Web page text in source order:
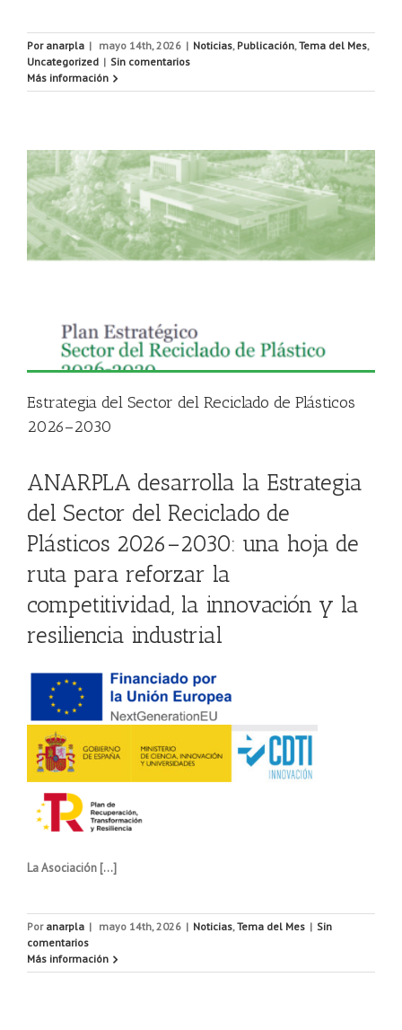
Por anarpla | mayo 14th, 2026 | Noticias, Publicación,Tema del Mes,
Uncategorized | Sin comentarios
Más información
Estrategia del Sector del Reciclado de Plásticos
2026–2030
ANARPLA desarrolla la Estrategia
del Sector del Reciclado de
Plásticos 2026–2030: una hoja de
ruta para reforzar la
competitividad, la innovación y la
resiliencia industrial
La Asociación […]
Por anarpla | mayo 14th, 2026 | Noticias,Tema del Mes | Sin
comentarios
Más información